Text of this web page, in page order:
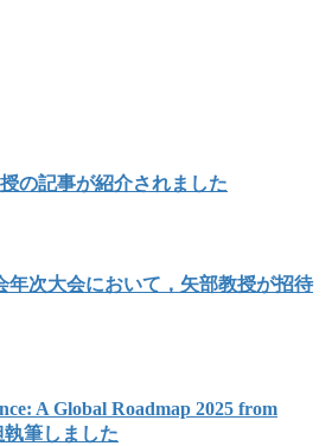
の記事が紹介されました
年次大会において，矢部教授が招待
A Global Roadmap 2025 from
執筆しました